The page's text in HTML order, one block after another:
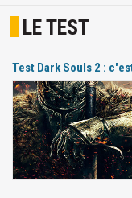
LE TEST
Test Dark Souls 2 :